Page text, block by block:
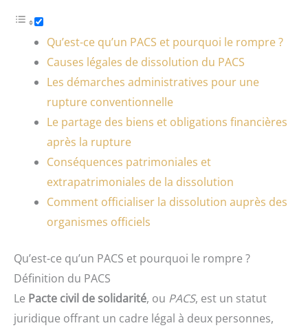
Qu’est-ce qu’un PACS et pourquoi le rompre ?
Causes légales de dissolution du PACS
Les démarches administratives pour une
rupture conventionnelle
Le partage des biens et obligations financières
après la rupture
Conséquences patrimoniales et
extrapatrimoniales de la dissolution
Comment officialiser la dissolution auprès des
organismes officiels
Qu’est-ce qu’un PACS et pourquoi le rompre ?
Définition du PACS
Le Pacte civil de solidarité, ou PACS, est un statut
juridique offrant un cadre légal à deux personnes,